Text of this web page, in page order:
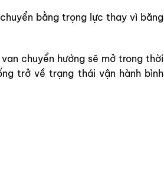
bằng trọng lực thay vì băng
chuyển hướng sẽ mở trong thời
trở về trạng thái vận hành bình